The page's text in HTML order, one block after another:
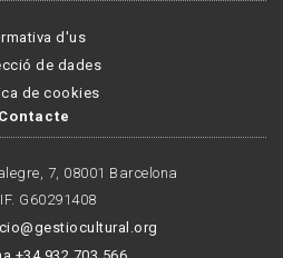
d'us
de dades
de cookies
Contacte
7, 08001 Barcelona
G60291408
+34 932 703 566